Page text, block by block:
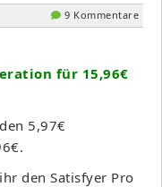
9 Kommentare
für 15,96€
5,97€
den Satisfyer Pro